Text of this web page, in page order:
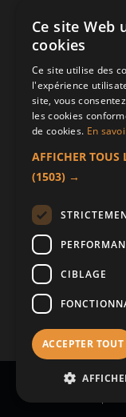
Déménagement
Stockage
Notre approche
Implantations
8/10, rue Gustave
92110 Clichy
Tél
+33 1 41 34 33
Email
:
© Tous droits
Ce site Web
cookies
Ce site utilise des
l'expérience
site, vous
les cookies
de cookies. En
AFFICHER TOUS
(1503) →
CIBLAGE
ACCEPTER TOUT